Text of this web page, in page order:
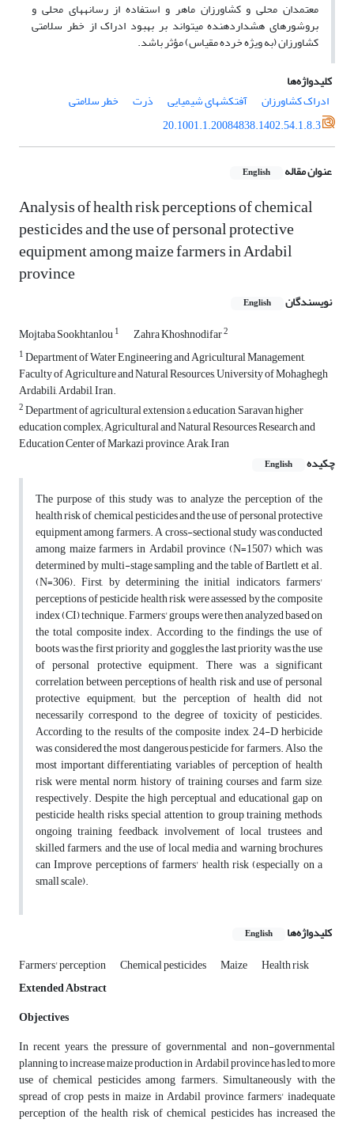
معتمدان محلی و کشاورزان ماهر و استفاده از رسانه‏های محلی و
بروشورهای هشداردهنده می‏تواند بر بهبود ادراک از خطر سلامتی
کشاورزان (به ویژه خرده مقیاس) مؤثر باشد.
کلیدواژه‌ها
ادراک کشاورزان
آفت‏کش‏های شیمیایی ذرت
خطر سلامتی
20.1001.1.20084838.1402.54.1.8.3
عنوان مقاله English
Analysis of health risk perceptions of chemical
pesticides and the use of personal protective
equipment among maize farmers in Ardabil
province
نویسندگان English
Mojtaba Sookhtanlou1 Zahra Khoshnodifar2
1Department of Water Engineering and Agricultural Management,
Faculty of Agriculture and Natural Resources, University of Mohaghegh
Ardabili, Ardabil, Iran.
2Department of agricultural extension & education, Saravan higher
education complex; Agricultural and Natural Resources Research and
Education Center of Markazi province, Arak, Iran
چکیده
English
The purpose of this study was to analyze the perception of the
health risk of chemical pesticides and the use of personal protective
equipment among farmers. A cross-sectional study was conducted
among maize farmers in Ardabil province (N=1507) which was
determined by multi-stage sampling and the table of Bartlett et al.
(N=306). First, by determining the initial indicators, farmers'
perceptions of pesticide health risk were assessed by the composite
index (CI) technique. Farmers' groups were then analyzed based on
the total composite index. According to the findings, the use of
boots was the first priority and goggles the last priority was the use
of personal protective equipment. There was a significant
correlation between perceptions of health risk and use of personal
protective equipment; but the perception of health did not
necessarily correspond to the degree of toxicity of pesticides.
According to the results of the composite index, 2,4-D herbicide
was considered the most dangerous pesticide for farmers. Also, the
most important differentiating variables of perception of health
risk were mental norm, history of training courses and farm size,
respectively. Despite the high perceptual and educational gap on
pesticide health risks, special attention to group training methods,
ongoing training feedback, involvement of local trustees and
skilled farmers, and the use of local media and warning brochures
can Improve perceptions of farmers' health risk (especially on a
small scale).
کلیدواژه‌ها English
Farmers' perception Chemical pesticides Maize
Health risk
Extended Abstract
Objectives
In recent years, the pressure of governmental and non-governmental
planning to increase maize production in Ardabil province has led to more
use of chemical pesticides among farmers. Simultaneously with the
spread of crop pests in maize in Ardabil province, farmers' inadequate
perception of the health risk of chemical pesticides has increased the